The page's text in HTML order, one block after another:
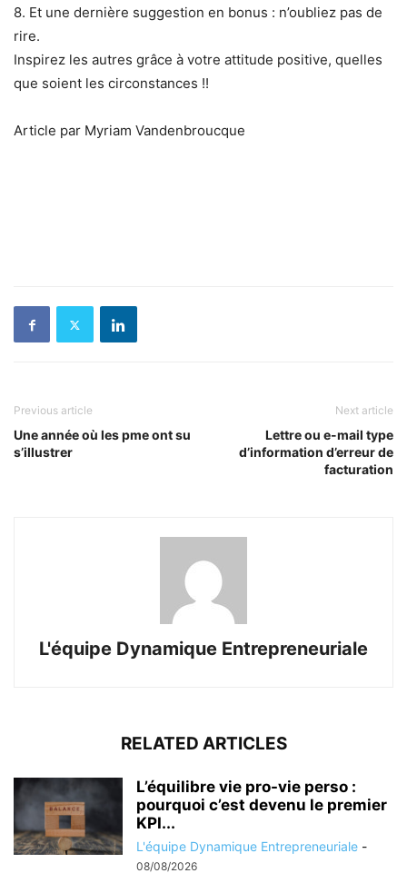
8. Et une dernière suggestion en bonus : n’oubliez pas de
rire.
Inspirez les autres grâce à votre attitude positive, quelles
que soient les circonstances !!
Article par Myriam Vandenbroucque
Previous article
Une année où les pme ont su
s’illustrer
Next article
Lettre ou e-mail type
d’information d’erreur de
facturation
L'équipe Dynamique Entrepreneuriale
RELATED ARTICLES
L’équilibre vie pro-vie perso :
pourquoi c’est devenu le premier
KPI...
L'équipe Dynamique Entrepreneuriale -
08/08/2026